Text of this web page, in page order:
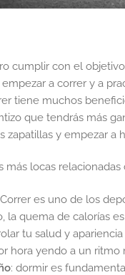
cumplir con el
a correr y a
tiene muchos
que tendrás más
zapatillas y empezar
más locas relacionadas
es uno de los
la quema de calorías
tu salud y
hora yendo a un
: dormir es